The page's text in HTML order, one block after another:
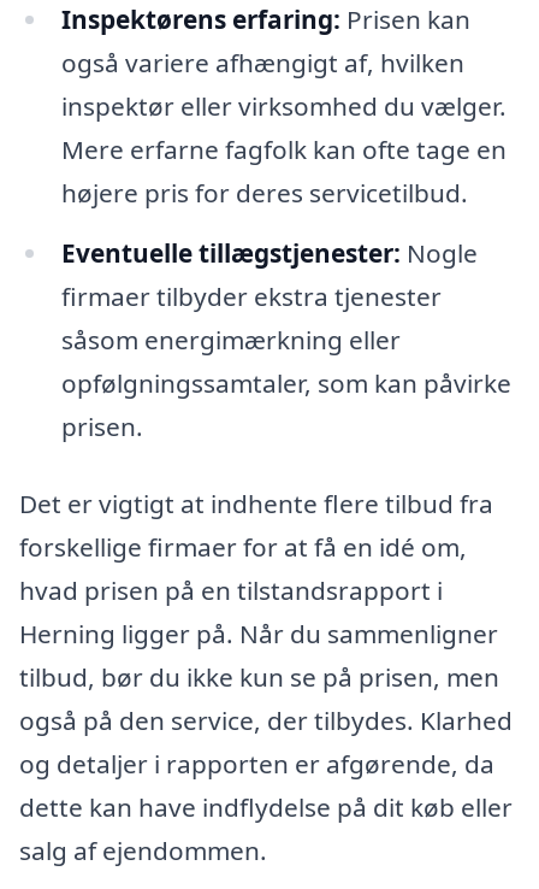
Inspektørens erfaring: Prisen kan
også variere afhængigt af, hvilken
inspektør eller virksomhed du vælger.
Mere erfarne fagfolk kan ofte tage en
højere pris for deres servicetilbud.
Eventuelle tillægstjenester: Nogle
firmaer tilbyder ekstra tjenester
såsom energimærkning eller
opfølgningssamtaler, som kan påvirke
prisen.
Det er vigtigt at indhente flere tilbud fra
forskellige firmaer for at få en idé om,
hvad prisen på en tilstandsrapport i
Herning ligger på. Når du sammenligner
tilbud, bør du ikke kun se på prisen, men
også på den service, der tilbydes. Klarhed
og detaljer i rapporten er afgørende, da
dette kan have indflydelse på dit køb eller
salg af ejendommen.